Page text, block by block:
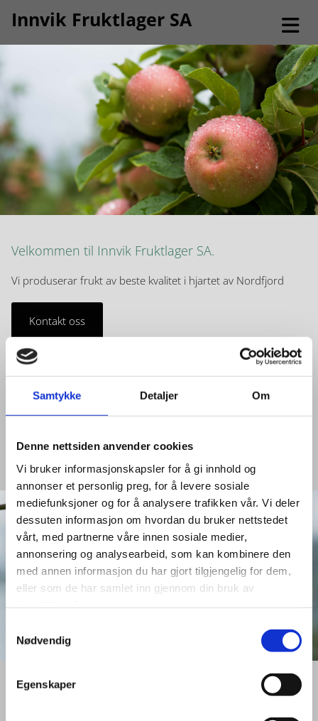
Samtykke Detaljer Om
Denne nettsiden anvender cookies
Vi bruker informasjonskapsler for å gi innhold og
annonser et personlig preg, for å levere sosiale
mediefunksjoner og for å analysere trafikken vår. Vi deler
dessuten informasjon om hvordan du bruker nettstedet
vårt, med partnerne våre innen sosiale medier,
annonsering og analysearbeid, som kan kombinere den
med annen informasjon du har gjort tilgjengelig for dem,
eller som de har samlet inn gjennom din bruk av
Nødvendig
Egenskaper
Innvik Fruktlager SA
Velkommen til Innvik Fruktlager SA.
Vi produserar frukt av beste kvalitet i hjartet av Nordfjord
Kontakt oss
Her finner du våre frukt og bær
Frukt og bær